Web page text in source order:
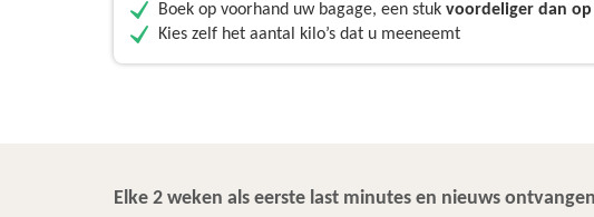
Boek op voorhand uw bagage, een stuk voordeliger dan
Kies zelf het aantal kilo’s dat u meeneemt
Elke 2 weken als eerste last minutes en nieuws